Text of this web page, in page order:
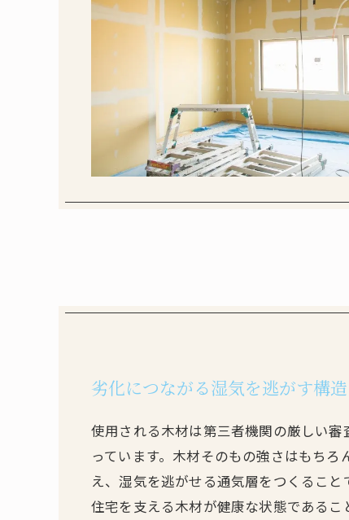
劣化につながる湿気を逃がす構造
使用される木材は第三者機関の厳しい
っています。木材そのもの強さはもち
え、湿気を逃がせる通気層をつくること
住宅を支える木材が健康な状態である